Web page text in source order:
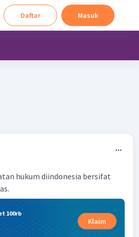
Daftar Masuk
hukum diindonesia bersifat
100rb
Klaim